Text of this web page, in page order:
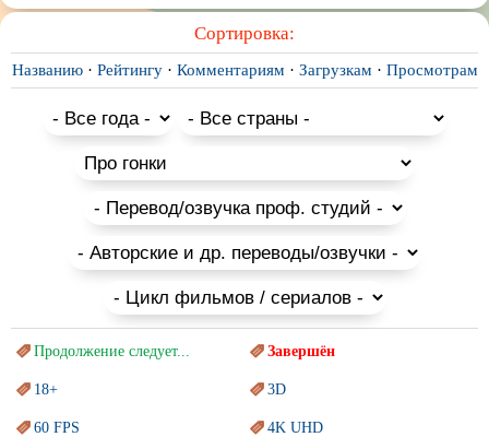
Сортировка:
Названию· Рейтингу· Комментариям · Загрузкам · Просмотрам
Продолжение следует... Завершён
18+ 3D
60 FPS 4K UHD